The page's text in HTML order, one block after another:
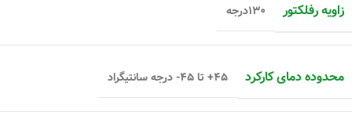
زاویه رفلکتور ۱۳۰درجه
محدوده دمای کارکرد ۴۵+ تا ۴۵- درجه سانتیگراد